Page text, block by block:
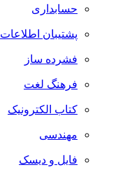
حسابداری
پشتیبان اطلاعات
فشرده ساز
فرهنگ لغت
کتاب الکترونیک
مهندسی
فایل و دیسک